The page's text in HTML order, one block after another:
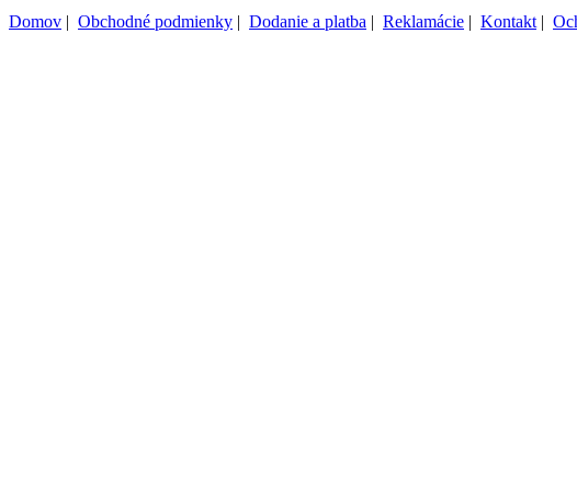
Domov | Obchodné podmienky | Dodanie a platba | Reklamácie | Kontakt |